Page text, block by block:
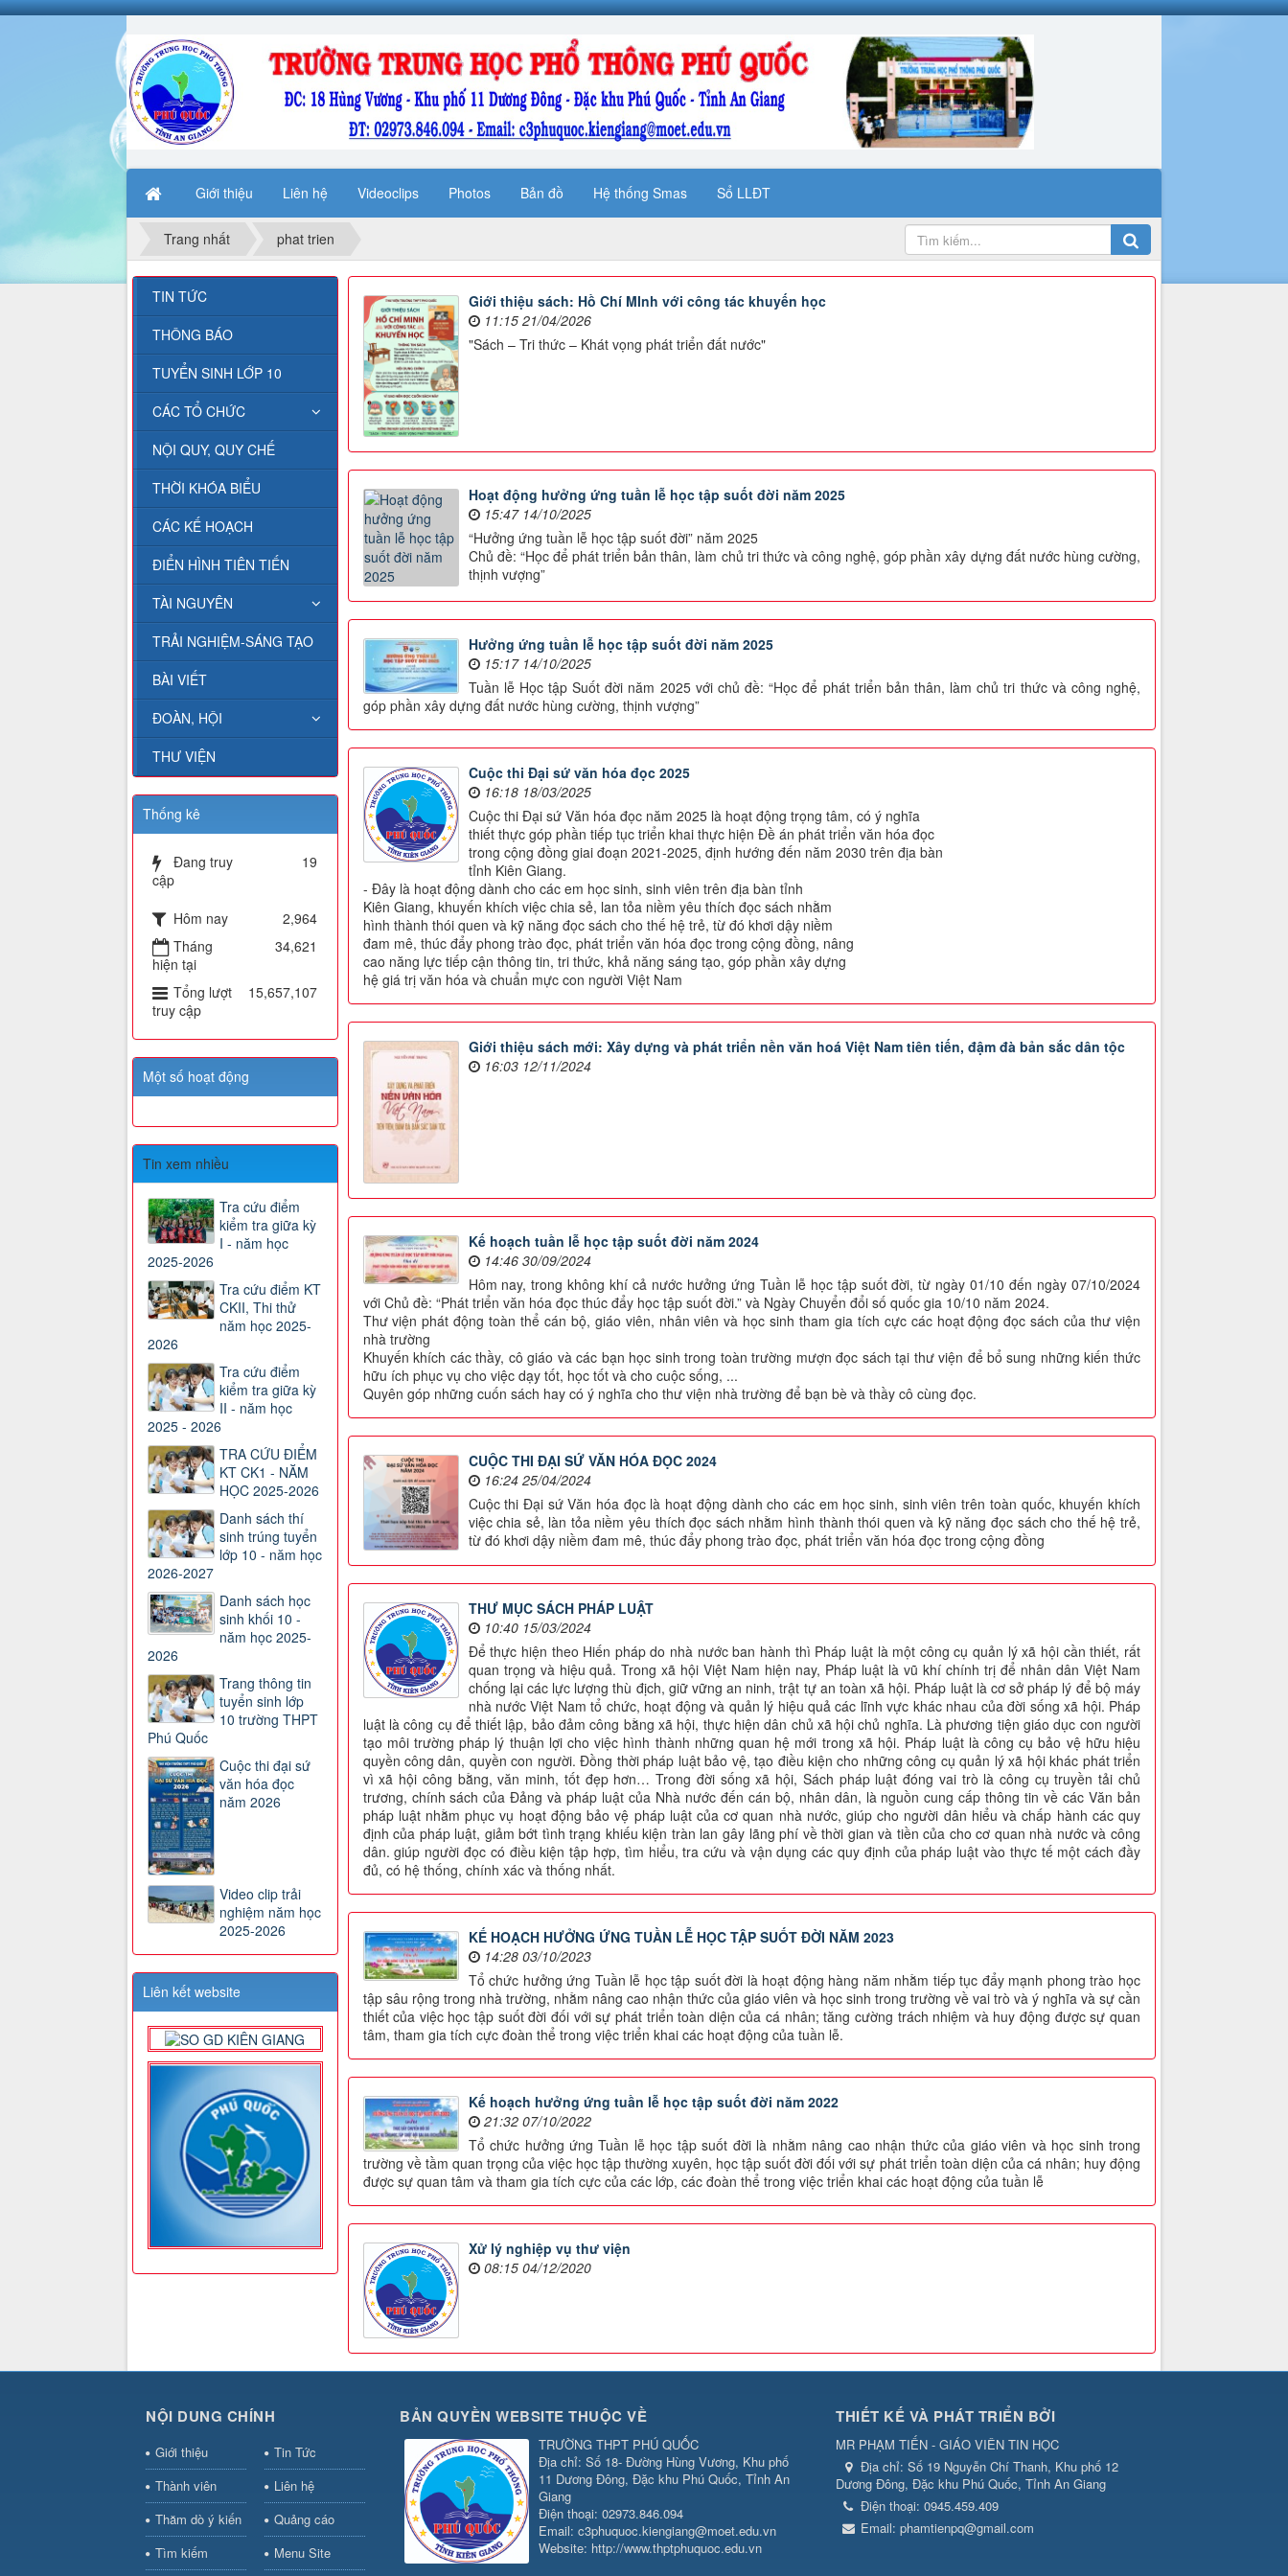
Giới thiệu Liên hệ Videoclips Photos Bản đồ Hệ thống Smas Sổ LLĐT
Trang nhất phat trien
Giới thiệu sách: Hồ Chí MInh với công tác khuyến học
11:15 21/04/2026
"Sách – Tri thức – Khát vọng phát triển đất nước"
Hoạt động hưởng ứng tuần lễ học tập suốt đời năm 2025
15:47 14/10/2025
“Hưởng ứng tuần lễ học tập suốt đời” năm 2025
Chủ đề: “Học để phát triển bản thân, làm chủ tri thức và công nghệ, góp phần xây dựng đất nước hùng cường,
thịnh vượng”
Hưởng ứng tuần lễ học tập suốt đời năm 2025
15:17 14/10/2025
Tuần lễ Học tập Suốt đời năm 2025 với chủ đề: “Học để phát triển bản thân, làm chủ tri thức và công nghệ,
góp phần xây dựng đất nước hùng cường, thịnh vượng”
Cuộc thi Đại sứ văn hóa đọc 2025
16:18 18/03/2025
Cuộc thi Đại sứ Văn hóa đọc năm 2025 là hoạt động trọng tâm, có ý nghĩa
thiết thực góp phần tiếp tục triển khai thực hiện Đề án phát triển văn hóa đọc
trong cộng đồng giai đoạn 2021-2025, định hướng đến năm 2030 trên địa bàn
tỉnh Kiên Giang.
- Đây là hoạt động dành cho các em học sinh, sinh viên trên địa bàn tỉnh
Kiên Giang, khuyến khích việc chia sẻ, lan tỏa niềm yêu thích đọc sách nhằm
hình thành thói quen và kỹ năng đọc sách cho thế hệ trẻ, từ đó khơi dậy niềm
đam mê, thúc đẩy phong trào đọc, phát triển văn hóa đọc trong cộng đồng, nâng
cao năng lực tiếp cận thông tin, tri thức, khả năng sáng tạo, góp phần xây dựng
hệ giá trị văn hóa và chuẩn mực con người Việt Nam
Giới thiệu sách mới: Xây dựng và phát triển nền văn hoá Việt Nam tiên tiến, đậm đà bản sắc dân tộc
16:03 12/11/2024
Kế hoạch tuần lễ học tập suốt đời năm 2024
14:46 30/09/2024
Hôm nay, trong không khí cả nước hưởng ứng Tuần lễ học tập suốt đời, từ ngày 01/10 đến ngày 07/10/2024
với Chủ đề: “Phát triển văn hóa đọc thúc đẩy học tập suốt đời.” và Ngày Chuyển đổi số quốc gia 10/10 năm 2024.
Thư viện phát động toàn thể cán bộ, giáo viên, nhân viên và học sinh tham gia tích cực các hoạt động đọc sách của thư viện
nhà trường
Khuyến khích các thầy, cô giáo và các bạn học sinh trong toàn trường mượn đọc sách tại thư viện để bổ sung những kiến thức
hữu ích phục vụ cho việc dạy tốt, học tốt và cho cuộc sống, ...
Quyên góp những cuốn sách hay có ý nghĩa cho thư viện nhà trường để bạn bè và thầy cô cùng đọc.
CUỘC THI ĐẠI SỨ VĂN HÓA ĐỌC 2024
16:24 25/04/2024
Cuộc thi Đại sứ Văn hóa đọc là hoạt động dành cho các em học sinh, sinh viên trên toàn quốc, khuyến khích
việc chia sẻ, làn tỏa niềm yêu thích đọc sách nhằm hình thành thói quen và kỹ năng đọc sách cho thế hệ trẻ,
từ đó khơi dậy niềm đam mê, thúc đẩy phong trào đọc, phát triển văn hóa đọc trong cộng đồng
THƯ MỤC SÁCH PHÁP LUẬT
10:40 15/03/2024
Để thực hiện theo Hiến pháp do nhà nước ban hành thì Pháp luật là một công cụ quản lý xã hội cần thiết, rất
quan trọng và hiệu quả. Trong xã hội Việt Nam hiện nay, Pháp luật là vũ khí chính trị để nhân dân Việt Nam
chống lại các lực lượng thù địch, giữ vững an ninh, trật tự an toàn xã hội. Pháp luật là cơ sở pháp lý để bộ máy
nhà nước Việt Nam tổ chức, hoạt động và quản lý hiệu quả các lĩnh vực khác nhau của đời sống xã hội. Pháp
luật là công cụ để thiết lập, bảo đảm công bằng xã hội, thực hiện dân chủ xã hội chủ nghĩa. Là phương tiện giáo dục con người
tạo môi trường pháp lý thuận lợi cho việc hình thành những quan hệ mới trong xã hội. Pháp luật là công cụ bảo vệ hữu hiệu
quyền công dân, quyền con người. Đồng thời pháp luật bảo vệ, tạo điều kiện cho những công cụ quản lý xã hội khác phát triển
vì xã hội công bằng, văn minh, tốt đẹp hơn… Trong đời sống xã hội, Sách pháp luật đóng vai trò là công cụ truyền tải chủ
trương, chính sách của Đảng và pháp luật của Nhà nước đến cán bộ, nhân dân, là nguồn cung cấp thông tin về các Văn bản
pháp luật nhằm phục vụ hoạt động bảo vệ pháp luật của cơ quan nhà nước, giúp cho người dân hiểu và chấp hành các quy
định của pháp luật, giảm bớt tình trạng khiếu kiện tràn lan gây lãng phí về thời gian và tiền của cho cơ quan nhà nước và công
dân. giúp người đọc có điều kiện tập hợp, tìm hiểu, tra cứu và vận dụng các quy định của pháp luật vào thực tế một cách đầy
đủ, có hệ thống, chính xác và thống nhất.
KẾ HOẠCH HƯỞNG ỨNG TUẦN LỄ HỌC TẬP SUỐT ĐỜI NĂM 2023
14:28 03/10/2023
Tổ chức hưởng ứng Tuần lễ học tập suốt đời là hoạt động hàng năm nhằm tiếp tục đẩy mạnh phong trào học
tập sâu rộng trong nhà trường, nhằm nâng cao nhận thức của giáo viên và học sinh trong trường về vai trò và ý nghĩa và sự cần
thiết của việc học tập suốt đời đối với sự phát triển toàn diện của cá nhân; tăng cường trách nhiệm và huy động được sự quan
tâm, tham gia tích cực đoàn thể trong việc triển khai các hoạt động của tuần lễ.
Kế hoạch hưởng ứng tuần lễ học tập suốt đời năm 2022
21:32 07/10/2022
Tổ chức hưởng ứng Tuần lễ học tập suốt đời là nhằm nâng cao nhận thức của giáo viên và học sinh trong
trường về tầm quan trọng của việc học tập thường xuyên, học tập suốt đời đối với sự phát triển toàn diện của cá nhân; huy động
được sự quan tâm và tham gia tích cực của các lớp, các đoàn thể trong việc triển khai các hoạt động của tuần lễ
Xử lý nghiệp vụ thư viện
08:15 04/12/2020
TIN TỨC
THÔNG BÁO
TUYỂN SINH LỚP 10
CÁC TỔ CHỨC
NỘI QUY, QUY CHẾ
THỜI KHÓA BIỂU
CÁC KẾ HOẠCH
ĐIỂN HÌNH TIÊN TIẾN
TÀI NGUYÊN
TRẢI NGHIỆM-SÁNG TẠO
BÀI VIẾT
ĐOÀN, HỘI
THƯ VIỆN
Thống kê
Đang truy
cập
19
Hôm nay
2,964
Tháng
hiện tại
34,621
Tổng lượt
truy cập
15,657,107
Một số hoạt động
Tin xem nhiều
Tra cứu điểm
kiểm tra giữa kỳ
I - năm học
2025-2026
Tra cứu điểm KT
CKII, Thi thử
năm học 2025-
2026
Tra cứu điểm
kiểm tra giữa kỳ
II - năm học
2025 - 2026
TRA CỨU ĐIỂM
KT CK1 - NĂM
HỌC 2025-2026
Danh sách thí
sinh trúng tuyển
lớp 10 - năm học
2026-2027
Danh sách học
sinh khối 10 -
năm học 2025-
2026
Trang thông tin
tuyển sinh lớp
10 trường THPT
Phú Quốc
Cuộc thi đại sứ
văn hóa đọc
năm 2026
Video clip trải
nghiệm năm học
2025-2026
Liên kết website
NỘI DUNG CHÍNH
Giới thiệu
Tin Tức
Thành viên
Liên hệ
Thăm dò ý kiến
Quảng cáo
Tìm kiếm
Menu Site
BẢN QUYỀN WEBSITE THUỘC VỀ
TRƯỜNG THPT PHÚ QUỐC
Địa chỉ: Số 18- Đường Hùng Vương, Khu phố
11 Dương Đông, Đặc khu Phú Quốc, Tỉnh An
Giang
Điện thoại: 02973.846.094
Email: c3phuquoc.kiengiang@moet.edu.vn
Website: http://www.thptphuquoc.edu.vn
THIẾT KẾ VÀ PHÁT TRIỂN BỞI
MR PHẠM TIẾN - GIÁO VIÊN TIN HỌC
Địa chỉ: Số 19 Nguyễn Chí Thanh, Khu phố 12
Dương Đông, Đặc khu Phú Quốc, Tỉnh An Giang
Điện thoại: 0945.459.409
Email: phamtienpq@gmail.com